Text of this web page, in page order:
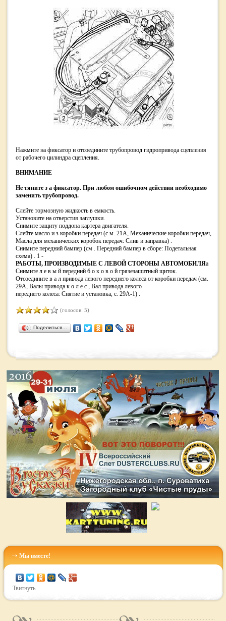
Нажмите на фиксатор и отсоедините трубопровод гидропривода сцепления
от рабочего цилиндра сцепления.
ВНИМАНИЕ
Не тяните з а фиксатор. При любом ошибочном действии необходимо
заменить трубопровод.
Слейте тормозную жидкость в емкость.
Установите на отверстия заглушки.
Снимите защиту поддона картера двигателя.
Слейте масло и з коробки передач (с м. 21A, Механические коробки передач,
Масла для механических коробок передач: Слив и заправка) .
Снимите передний бампер (см . Передний бампер в сборе: Подетальная
схема) . 1 -
РАБОТЫ, ПРОИЗВОДИМЫЕ С ЛЕВОЙ СТОРОНЫ АВТОМОБИЛЯa
Снимите л е в ы й передний б о к о в о й грязезащитный щиток.
Отсоедините в а л привода левого переднего колеса от коробки передач (см.
29A, Валы привода к о л е с , Вал привода левого
переднего колеса: Снятие и установка, с. 29A-1) .
(голосов: 5)
Поделиться…
Мы вместе!
Твитнуть